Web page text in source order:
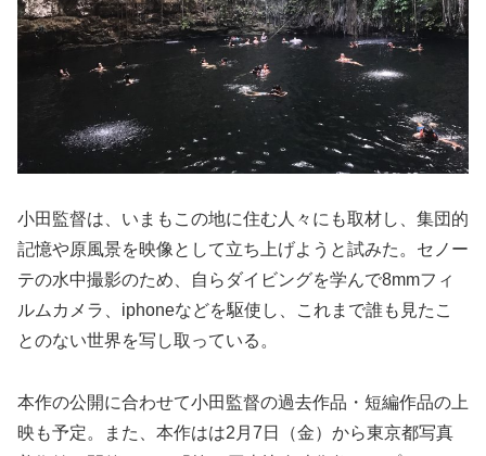
小田監督は、いまもこの地に住む人々にも取材し、集団的
記憶や原風景を映像として立ち上げようと試みた。セノー
テの水中撮影のため、自らダイビングを学んで8mmフィ
ルムカメラ、iphoneなどを駆使し、これまで誰も見たこ
とのない世界を写し取っている。
本作の公開に合わせて小田監督の過去作品・短編作品の上
映も予定。また、本作はは2月7日（金）から東京都写真